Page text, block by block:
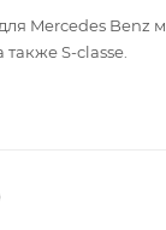
Mercedes Benz
также S-classe.